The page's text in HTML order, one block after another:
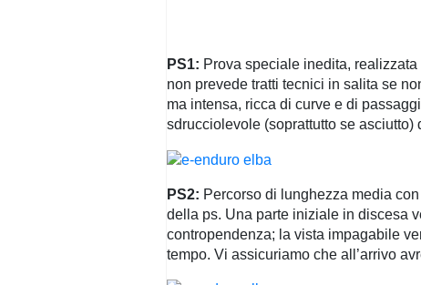
PS1: Prova speciale inedita,
non prevede tratti tecnici in salita se
ma intensa, ricca di curve e di
sdrucciolevole (soprattutto se
PS2: Percorso di lunghezza media
della ps. Una parte iniziale in discesa
contropendenza; la vista impagabile
tempo. Vi assicuriamo che all’arrivo